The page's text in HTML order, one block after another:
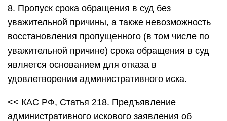
8. Пропуск срока обращения в суд без
уважительной причины, а также невозможность
восстановления пропущенного (в том числе по
уважительной причине) срока обращения в суд
является основанием для отказа в
удовлетворении административного иска.
<< КАС РФ, Статья 218. Предъявление
административного искового заявления об